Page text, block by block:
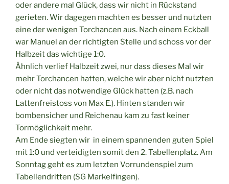
oder andere mal Glück, dass wir nicht in Rückstand
gerieten. Wir dagegen machten es besser und nutzten
eine der wenigen Torchancen aus. Nach einem Eckball
war Manuel an der richtigten Stelle und schoss vor der
Halbzeit das wichtige 1:0.
Ähnlich verlief Halbzeit zwei, nur dass dieses Mal wir
mehr Torchancen hatten, welche wir aber nicht nutzten
oder nicht das notwendige Glück hatten (z.B. nach
Lattenfreistoss von Max E.). Hinten standen wir
bombensicher und Reichenau kam zu fast keiner
Tormöglichkeit mehr.
Am Ende siegten wir in einem spannenden guten Spiel
mit 1:0 und verteidigten somit den 2. Tabellenplatz. Am
Sonntag geht es zum letzten Vorrundenspiel zum
Tabellendritten (SG Markelfingen).